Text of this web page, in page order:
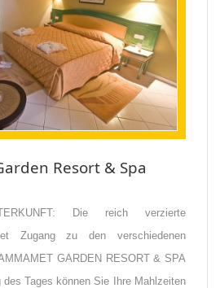
Resort & Spa
Die reich verzierte
Zugang zu den verschiedenen
GARDEN RESORT & SPA
Tages können Sie Ihre Mahlzeiten